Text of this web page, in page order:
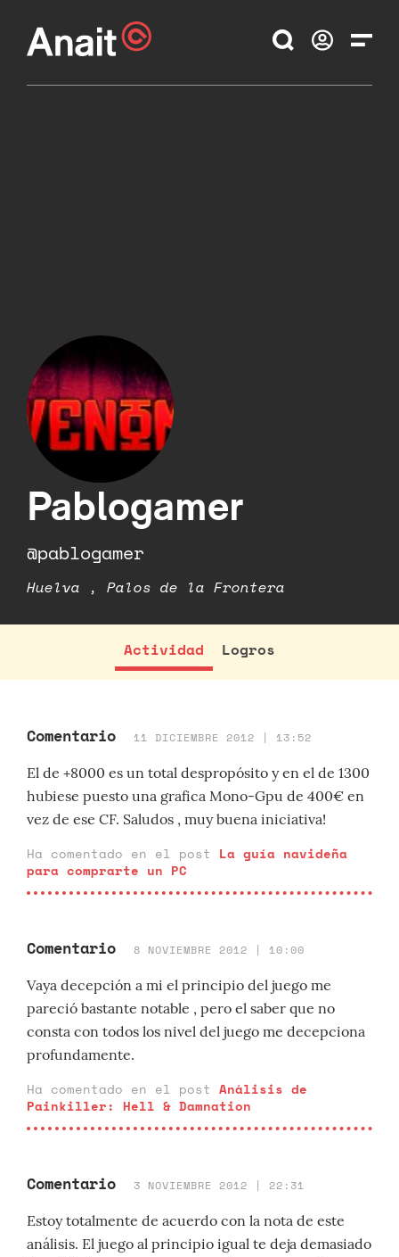
Pablogamer
@pablogamer
Huelva , Palos de la Frontera
Actividad Logros
Comentario 11 DICIEMBRE 2012 | 13:52
El de +8000 es un total despropósito y en el de 1300
hubiese puesto una grafica Mono-Gpu de 400€ en
vez de ese CF. Saludos , muy buena iniciativa!
Ha comentado en el post La guía navideña
para comprarte un PC
Comentario 8 NOVIEMBRE 2012 | 10:00
Vaya decepción a mi el principio del juego me
pareció bastante notable , pero el saber que no
consta con todos los nivel del juego me decepciona
profundamente.
Ha comentado en el post Análisis de
Painkiller: Hell & Damnation
Comentario 3 NOVIEMBRE 2012 | 22:31
Estoy totalmente de acuerdo con la nota de este
análisis. El juego al principio igual te deja demasiado